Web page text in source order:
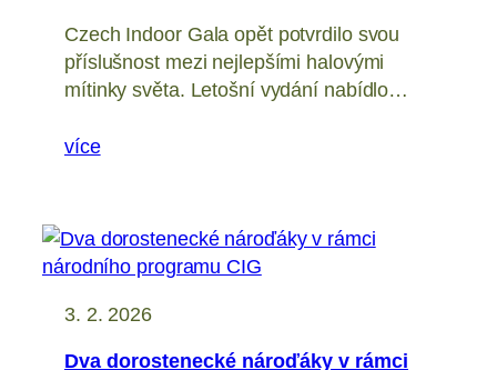
Czech Indoor Gala opět potvrdilo svou
příslušnost mezi nejlepšími halovými
mítinky světa. Letošní vydání nabídlo…
více
3. 2. 2026
Dva dorostenecké nároďáky v rámci